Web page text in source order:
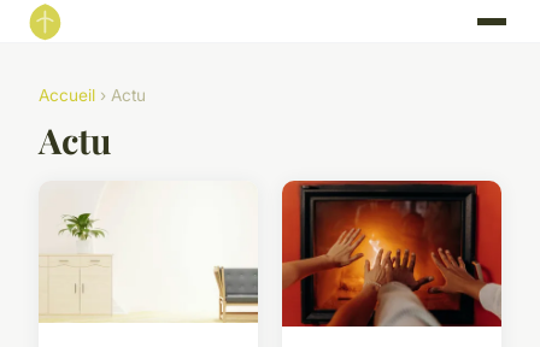
Accueil › Actu
Actu